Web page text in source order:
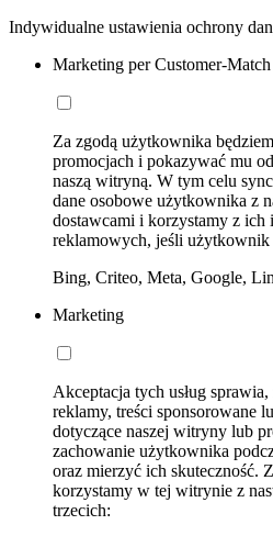
Indywidualne ustawienia ochrony
Marketing per Customer-Match
Za zgodą użytkownika
promocjach i pokazywać mu
naszą witryną. W tym celu
dane osobowe użytkownika z
dostawcami i korzystamy z ich
reklamowych, jeśli użytkownik
Bing, Criteo, Meta, Google,
Marketing
Akceptacja tych usług
reklamy, treści sponsorowane
dotyczące naszej witryny lub
zachowanie użytkownika
oraz mierzyć ich skuteczność.
korzystamy w tej witrynie z
trzecich: